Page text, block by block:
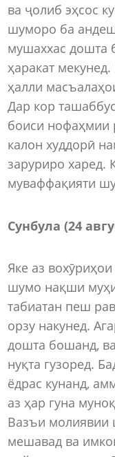
ва ҷолиб эҳсос
шуморо ба
мушаххас дошта
ҳаракат
ҳалли
Дар кор
боиси нофаҳмии
калон худдорӣ
заруриро харед.
муваффақияти
Сунбула (24
Яке аз
шумо нақши
табиатан пеш
орзу накунед.
дошта бошанд,
нуқта гузоред.
ёдрас кунанд,
аз ҳар гуна
Вазъи молиявии
мешавад ва